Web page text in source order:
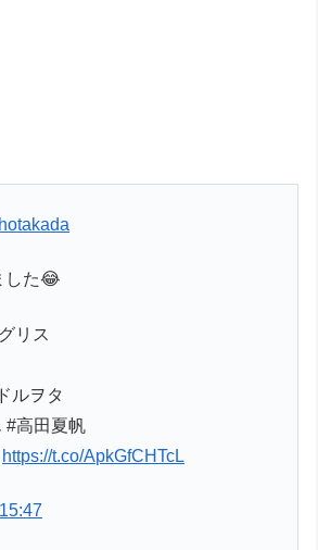
した😂
リス
ルヲタ
#高田夏帆
https://t.co/ApkGfCHTcL